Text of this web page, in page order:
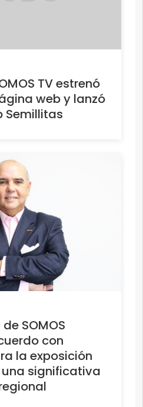
TV estrenó
web y lanzó
Semillitas
SOMOS
con
la exposición
significativa